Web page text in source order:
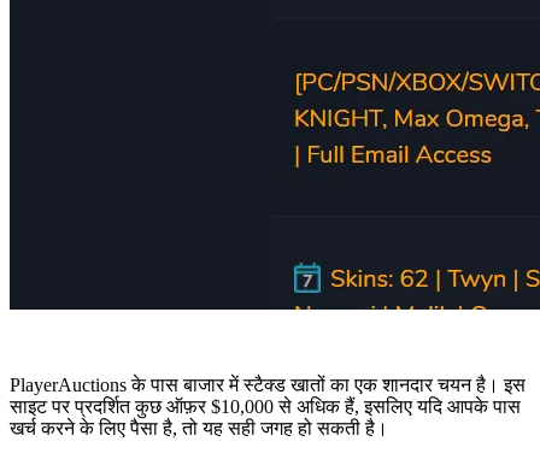
PlayerAuctions के पास बाजार में स्टैक्ड खातों का एक शानदार चयन है। इस
साइट पर प्रदर्शित कुछ ऑफ़र $10,000 से अधिक हैं, इसलिए यदि आपके पास
खर्च करने के लिए पैसा है, तो यह सही जगह हो सकती है।